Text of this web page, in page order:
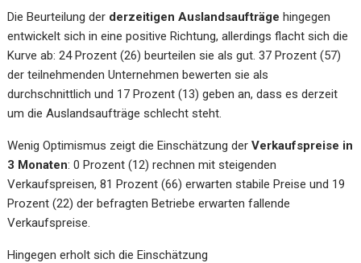
Die Beurteilung der derzeitigen Auslandsaufträge hingegen
entwickelt sich in eine positive Richtung, allerdings flacht sich die
Kurve ab: 24 Prozent (26) beurteilen sie als gut. 37 Prozent (57)
der teilnehmenden Unternehmen bewerten sie als
durchschnittlich und 17 Prozent (13) geben an, dass es derzeit
um die Auslandsaufträge schlecht steht.
Wenig Optimismus zeigt die Einschätzung derVerkaufspreise in
3 Monaten: 0 Prozent (12) rechnen mit steigenden
Verkaufspreisen, 81 Prozent (66) erwarten stabile Preise und 19
Prozent (22) der befragten Betriebe erwarten fallende
Verkaufspreise.
Hingegen erholt sich die Einschätzung